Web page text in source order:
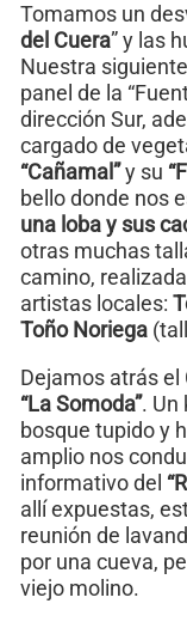
Tomamos un
del Cuera” y las
Nuestra
panel de la
dirección Sur,
cargado de
“Cañamal”y su
bello donde nos
una loba y sus
otras muchas
camino,
artistas locales:
Toño Noriega
Dejamos atrás
“La Somoda”. Un
bosque tupido y
amplio nos
informativo del
allí expuestas,
reunión de
por una cueva,
viejo molino.